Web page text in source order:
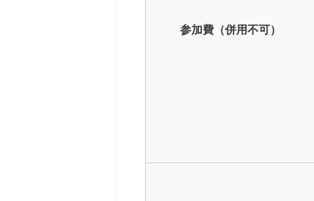
参加費（併用不可）